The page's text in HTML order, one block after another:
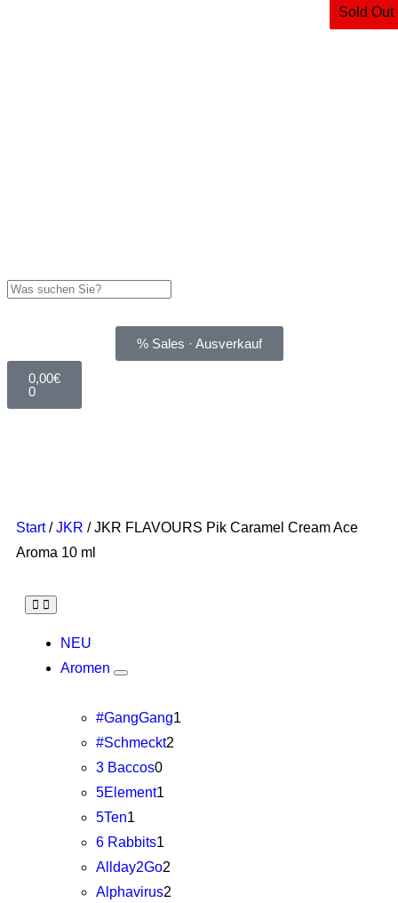
% Sales · Ausverkauf
0,00€
0
Start/JKR / JKR FLAVOURS Pik Caramel Cream Ace
Aroma 10 ml
NEU
Aromen
#GangGang1
#Schmeckt2
3 Baccos0
5Element1
5Ten1
6 Rabbits1
Allday2Go2
Alphavirus2
Sold Out